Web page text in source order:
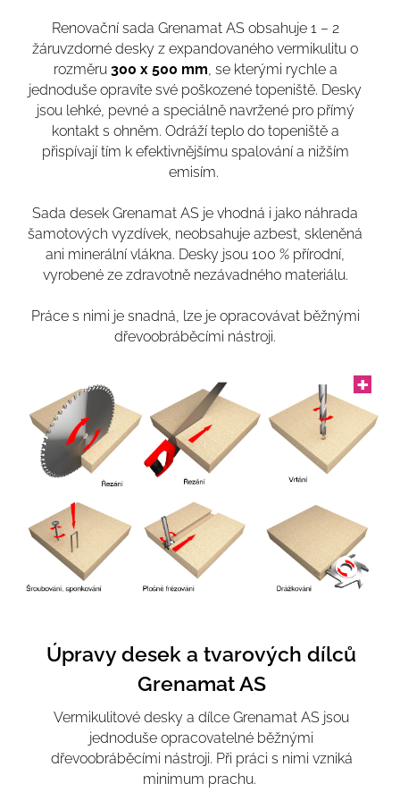
Renovační sada Grenamat AS obsahuje 1 – 2
žáruvzdorné desky z expandovaného vermikulitu o
rozměru 300 x 500 mm, se kterými rychle a
jednoduše opravíte své poškozené topeniště. Desky
jsou lehké, pevné a speciálně navržené pro přímý
kontakt s ohněm. Odráží teplo do topeniště a
přispívají tím k efektivnějšímu spalování a nižším
emisím.
Sada desek Grenamat AS je vhodná i jako náhrada
šamotových vyzdívek, neobsahuje azbest, skleněná
ani minerální vlákna. Desky jsou 100 % přírodní,
vyrobené ze zdravotně nezávadného materiálu.
Práce s nimi je snadná, lze je opracovávat běžnými
dřevoobráběcími nástroji.
Úpravy desek a tvarových dílců
Grenamat AS
Vermikulitové desky a dílce Grenamat AS jsou
jednoduše opracovatelné běžnými
dřevoobráběcími nástroji. Při práci s nimi vzniká
minimum prachu.